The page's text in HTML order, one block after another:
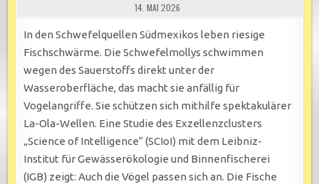
14. MAI 2026
In den Schwefelquellen Südmexikos leben riesige
Fischschwärme. Die Schwefelmollys schwimmen
wegen des Sauerstoffs direkt unter der
Wasseroberfläche, das macht sie anfällig für
Vogelangriffe. Sie schützen sich mithilfe spektakulärer
La-Ola-Wellen. Eine Studie des Exzellenzclusters
„Science of Intelligence“ (SCIoI) mit dem Leibniz-
Institut für Gewässerökologie und Binnenfischerei
(IGB) zeigt: Auch die Vögel passen sich an. Die Fische